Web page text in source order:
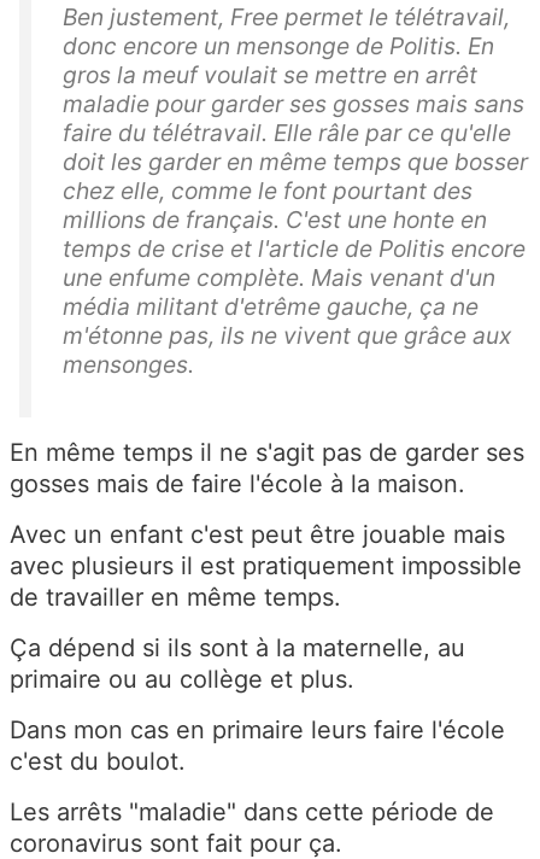
Ben justement, Free permet le télétravail,
donc encore un mensonge de Politis. En
gros la meuf voulait se mettre en arrêt
maladie pour garder ses gosses mais sans
faire du télétravail. Elle râle par ce qu'elle
doit les garder en même temps que bosser
chez elle, comme le font pourtant des
millions de français. C'est une honte en
temps de crise et l'article de Politis encore
une enfume complète. Mais venant d'un
média militant d'etrême gauche, ça ne
m'étonne pas, ils ne vivent que grâce aux
mensonges.
En même temps il ne s'agit pas de garder ses
gosses mais de faire l'école à la maison.
Avec un enfant c'est peut être jouable mais
avec plusieurs il est pratiquement impossible
de travailler en même temps.
Ça dépend si ils sont à la maternelle, au
primaire ou au collège et plus.
Dans mon cas en primaire leurs faire l'école
c'est du boulot.
Les arrêts "maladie" dans cette période de
coronavirus sont fait pour ça.